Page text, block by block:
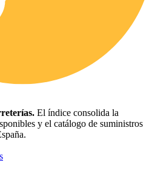
El índice consolida la
y el catálogo de suministros